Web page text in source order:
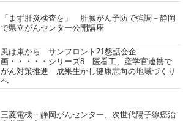
「まず肝炎検査を」 肝臓がん予防で強調－静岡
で県立がんセンター公開講座
風は東から サンフロント21懇話会企
画・・・・・シリーズ8 医看工、産学官連携で
がん対策推進 成果生かし健康志向の地域づくり
へ
三菱電機－静岡がんセンター、次世代陽子線癌治